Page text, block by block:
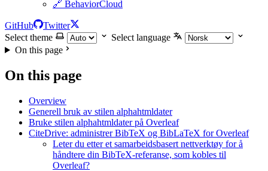
🔗 BehaviorCloud
GitHub
Twitter
Select theme
Select language
On this page
On this page
Overview
Generell bruk av stilen alphahtmldater
Bruke stilen alphahtmldater på Overleaf
CiteDrive: administrer BibTeX og BibLaTeX for Overleaf
Leter du etter et samarbeidsbasert nettverktøy for å
håndtere din BibTeX-referanse, som kobles til
Overleaf?